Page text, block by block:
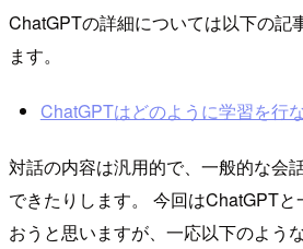
ChatGPTの詳細については以下の記
ます。
ChatGPTはどのように学習を行
対話の内容は汎用的で、一般的な会
できたりします。 今回はChatGPT
おうと思いますが、一応以下のよう